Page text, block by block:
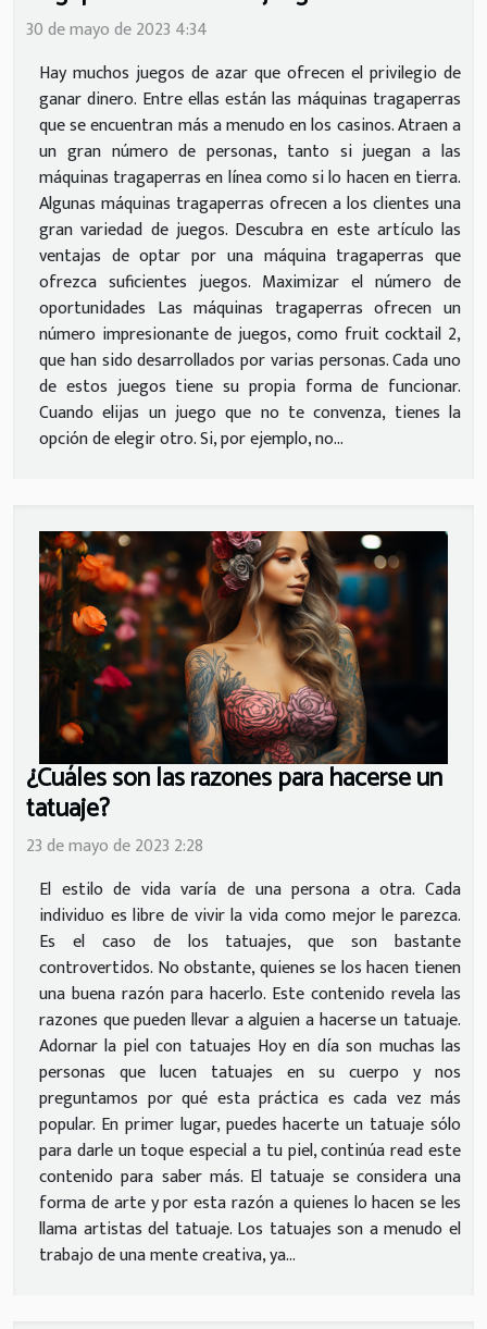
30 de mayo de 2023 4:34
Hay muchos juegos de azar que ofrecen el privilegio de
ganar dinero. Entre ellas están las máquinas tragaperras
que se encuentran más a menudo en los casinos. Atraen a
un gran número de personas, tanto si juegan a las
máquinas tragaperras en línea como si lo hacen en tierra.
Algunas máquinas tragaperras ofrecen a los clientes una
gran variedad de juegos. Descubra en este artículo las
ventajas de optar por una máquina tragaperras que
ofrezca suficientes juegos. Maximizar el número de
oportunidades Las máquinas tragaperras ofrecen un
número impresionante de juegos, como fruit cocktail 2,
que han sido desarrollados por varias personas. Cada uno
de estos juegos tiene su propia forma de funcionar.
Cuando elijas un juego que no te convenza, tienes la
opción de elegir otro. Si, por ejemplo, no...
¿Cuáles son las razones para hacerse un
tatuaje?
23 de mayo de 2023 2:28
El estilo de vida varía de una persona a otra. Cada
individuo es libre de vivir la vida como mejor le parezca.
Es el caso de los tatuajes, que son bastante
controvertidos. No obstante, quienes se los hacen tienen
una buena razón para hacerlo. Este contenido revela las
razones que pueden llevar a alguien a hacerse un tatuaje.
Adornar la piel con tatuajes Hoy en día son muchas las
personas que lucen tatuajes en su cuerpo y nos
preguntamos por qué esta práctica es cada vez más
popular. En primer lugar, puedes hacerte un tatuaje sólo
para darle un toque especial a tu piel, continúa read este
contenido para saber más. El tatuaje se considera una
forma de arte y por esta razón a quienes lo hacen se les
llama artistas del tatuaje. Los tatuajes son a menudo el
trabajo de una mente creativa, ya...